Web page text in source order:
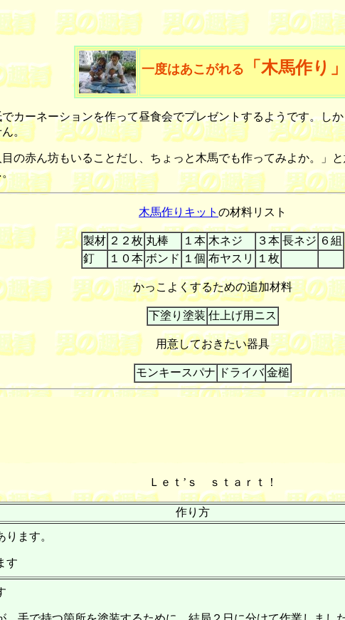
一度はあこがれる 「木馬作り」
ーネーションを作って昼食会でプレゼントするようです。し
。
の赤ん坊もいることだし、ちょっと木馬でも作ってみよか。」
木馬作りキット の材料リスト
製材 ２２枚 丸棒 １本 木ネジ ３本 長ネジ ６組
釘
１０本 ボンド １個 布ヤスリ １枚
かっこよくするための追加材料
下塗り塗装 仕上げ用ニス
用意しておきたい器具
モンキースパナ ドライバ 金槌
Ｌｅｔ’ｓ ｓｔａｒｔ！
作り方
ます。
す